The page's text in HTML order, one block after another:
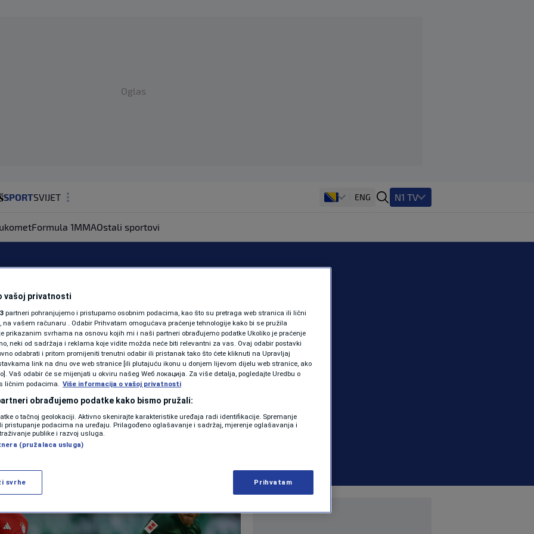
Oglas
SPORTSVIJET
ZDRAVLJE
SHOWBIZ
KOLUMNE
PODCAST
N1 SPECIJAL
FENOMENI
NEISTRAŽENO
VIRALNO
ENG N1 TV
Formula 1MMAOstali sportovi
Olisea pogurao
Kane
| NOGOMET 0 komentara
Više
vašoj privatnosti
partneri pohranjujemo i pristupamo osobnim podacima, kao što su pretraga web stranica ili lični
na vašem računaru . Odabir Prihvatam omogućava praćenje tehnologije kako bi se pružila
prikazanim svrhama na osnovu kojih mi i naši partneri obrađujemo podatke Ukoliko je praćenje
neki od sadržaja i reklama koje vidite možda neće biti relevantni za vas. Ovaj odabir postavki
odabrati i pritom promijeniti trenutni odabir ili pristanak tako što ćete kliknuti na Upravljaj
link na dnu ove web stranice [ili plutajuću ikonu u donjem lijevom dijelu web stranice, ako
Vaš odabir će se mijenjati u okviru našeg Wеб локација. Za više detalja, pogledajte Uredbu o
ličnim podacima. Više informacija o vašoj privatnosti
obrađujemo podatke kako bismo pružali:
o tačnoj geolokaciji. Aktivno skenirajte karakteristike uređaja radi identifikacije. Spremanje
pristupanje podacima na uređaju. Prilagođeno oglašavanje i sadržaj, mjerenje oglašavanja i
publike i razvoj usluga.
(pružalaca usluga)
svrhe Prihvatam